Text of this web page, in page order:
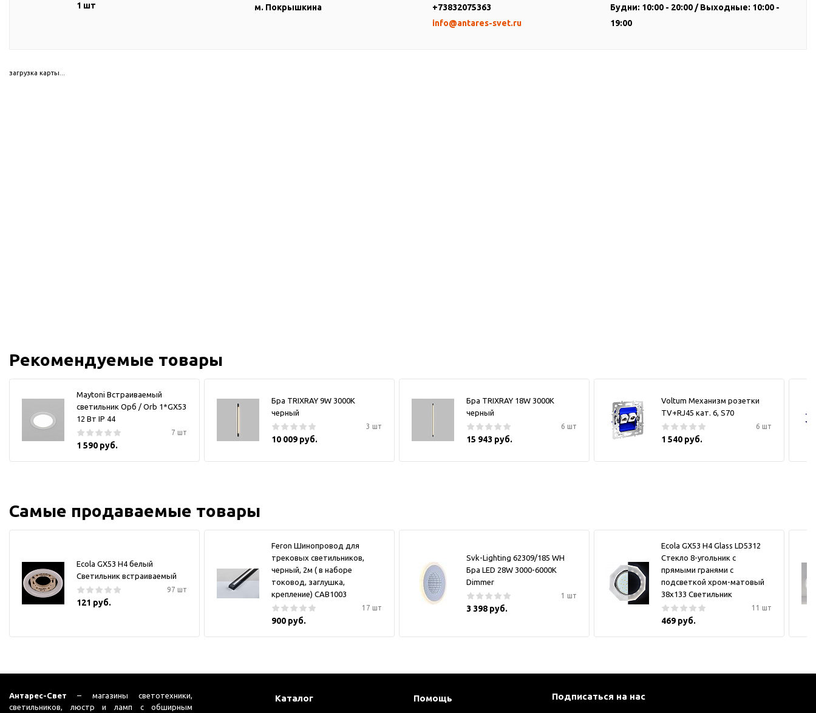
1 шт м. Покрышкина
+73832075363
info@antares-svet.ru
Будни: 10:00 - 20:00 / Выходные: 10:00 -
19:00
загрузка карты...
Рекомендуемые товары
Maytoni Встраиваемый
светильник Орб / Orb 1*GX53
12 Вт IP 44
7 шт
1 590 руб.
Бра TRIXRAY 9W 3000К
черный
3 шт
10 009 руб.
Бра TRIXRAY 18W 3000К
черный
6 шт
15 943 руб.
Voltum Механизм розетки
TV+RJ45 кат. 6, S70
6 шт
1 540 руб.
Самые продаваемые товары
Ecola GX53 H4 белый
Светильник встраиваемый
97 шт
121 руб.
Feron Шинопровод для
трековых светильников,
черный, 2м ( в наборе
токовод, заглушка,
крепление) CAB1003
17 шт
900 руб.
Svk-Lighting 62309/185 WH
Бра LED 28W 3000-6000K
Dimmer
1 шт
3 398 руб.
Ecola GX53 H4 Glass LD5312
Стекло 8-угольник с
прямыми гранями с
подсветкой хром-матовый
38x133 Светильник
11 шт
469 руб.
Антарес-Свет – магазины светотехники,
светильников, люстр и ламп с обширным
Каталог Помощь Подписаться на нас